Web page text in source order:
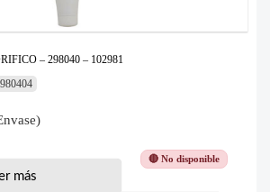
– 298040 – 102981
🔴 No disponible
más